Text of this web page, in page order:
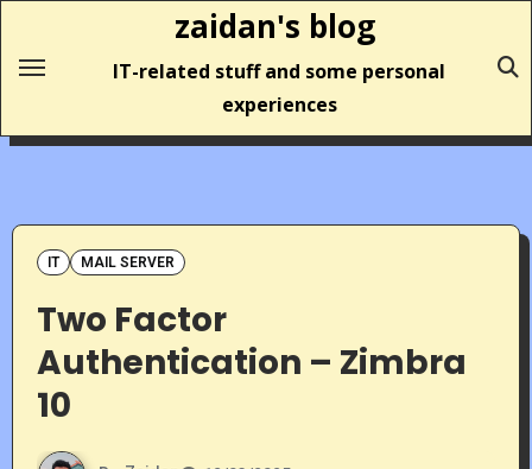
content
zaidan's blog
IT-related stuff and some personal
experiences
IT MAIL SERVER
Two Factor
Authentication – Zimbra
10